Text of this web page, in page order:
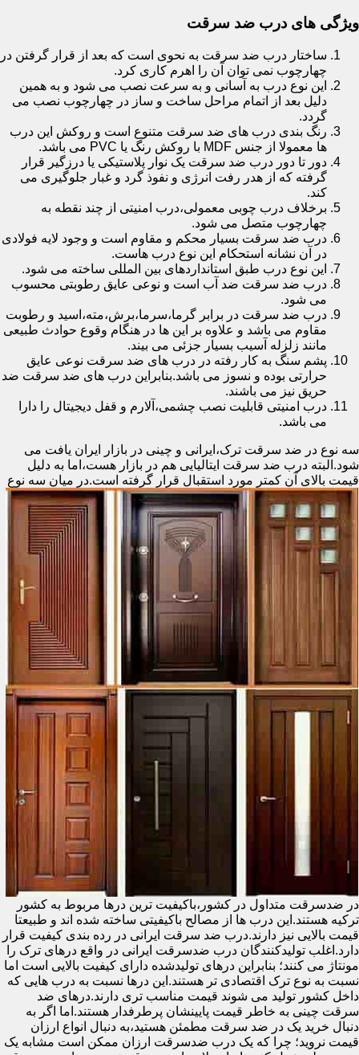
ویژگی های درب ضد سرقت
ساختار درب ضد سرقت به نحوی است که بعد از قرار گرفتن در
چهارچوب نمی توان آن را اهرم کاری کرد.
این نوع درب به آسانی و به سرعت نصب می شود و به همین
دلیل بعد از اتمام مراحل ساخت و ساز در چهارچوب نصب می
گردد.
رنگ بندی درب های ضد سرقت متنوع است و روکش این درب
ها معمولا از جنس MDF با روکش رنگ یا PVC می باشد.
دور تا دور درب ضد سرقت یک نوار پلاستیکی یا درزگیر قرار
گرفته که از هدر رفت انرژی و نفوذ گرد و غبار جلوگیری می
کند.
برخلاف درب چوبی معمولی،درب امنیتی از چند نقطه به
چهارچوب متصل می شود.
درب ضد سرقت بسیار محکم و مقاوم است و وجود لایه فولادی
در آن نشانه استحکام این نوع درب هاست.
این نوع درب طبق استانداردهای بین المللی ساخته می شود.
درب ضد سرقت ضد آب است و نوعی عایق رطوبتی محسوب
می شود.
درب ضد سرقت در برابر گرما،سرما،برش،مته،اسید و رطوبت
مقاوم می باشد و علاوه بر این ها در هنگام وقوع حوادث طبیعی
مانند زلزله آسیب بسیار جزئی می بیند.
پشم سنگ به کار رفته در درب های ضد سرقت نوعی عایق
حرارتی بوده و نسوز می باشد.بنابراین درب های ضد سرقت ضد
حریق نیز می باشند.
درب امنیتی قابلیت نصب چشمی،آلارم و قفل دیجیتال را دارا
می باشد.
سه نوع در ضد سرقت ترک،ایرانی و چینی در بازار ایران یافت می
شود.البته درب ضد سرقت ایتالیایی هم در بازار هست،اما به دلیل
قیمت بالای آن کمتر مورد استقبال قرار گرفته است.در میان سه نوع
در ضدسرقت متداول در کشور،باکیفیت ترین درها مربوط به کشور
ترکیه هستند.این درب ها از مصالح باکیفیتی ساخته شده اند و طبیعتا
قیمت بالایی نیز دارند.درب ضد سرقت ایرانی در رده بندی کیفیت قرار
دارد.اغلب تولیدکنندگان درب ضدسرقت ایرانی در واقع درهای ترک را
مونتاژ می کنند؛ بنابراین درهای تولیدشده دارای کیفیت بالایی است اما
نسبت به نوع ترک اقتصادی تر هستند.این درها نسبت به درب هایی که
داخل کشور تولید می شوند قیمت مناسب تری دارند.درهای ضد
سرقت چینی به خاطر قیمت پایینشان پرطرفدار هستند.اما اگر به
دنبال خرید یک در ضد سرقت مطمئن هستید،به دنبال انواع ارزان
قیمت نروید؛ چرا که یک درب ضدسرقت ارزان ممکن است مشابه یک